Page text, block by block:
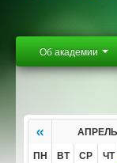
Об академии
« АПРЕЛЬ
ПН ВТ СР ЧТ